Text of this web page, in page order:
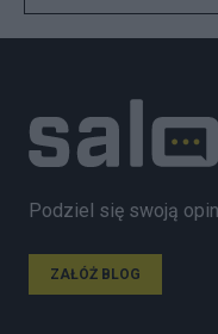
Podziel się swoją
ZAŁÓŻ BLOG